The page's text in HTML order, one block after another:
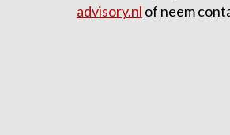
advisory.nl of neem